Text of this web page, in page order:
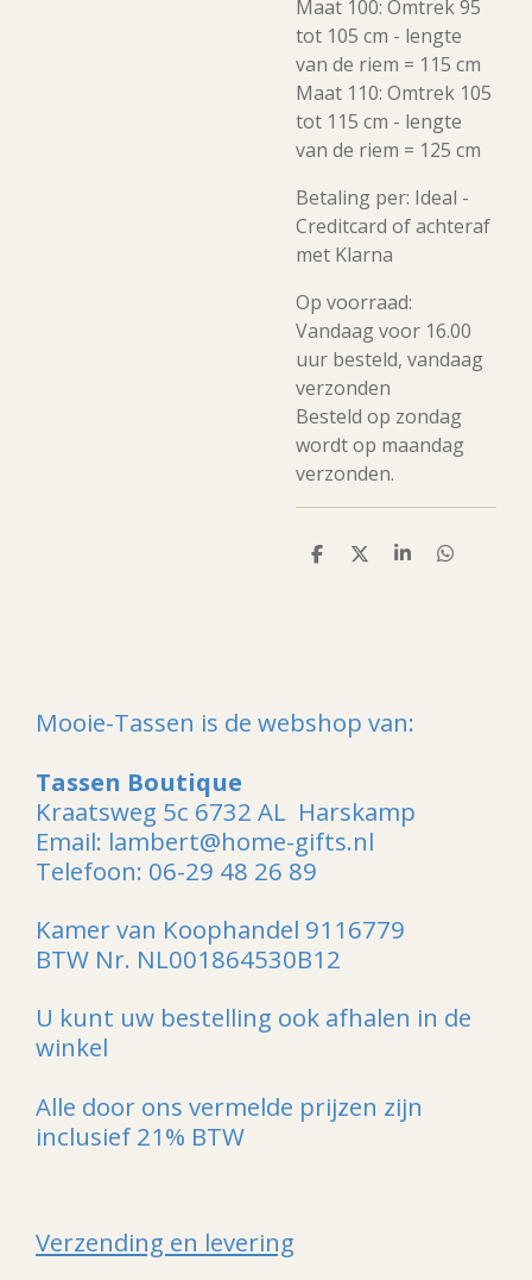
Maat 100: Omtrek 95
tot 105 cm - lengte
van de riem = 115 cm
Maat 110: Omtrek 105
tot 115 cm - lengte
van de riem = 125 cm
Betaling per: Ideal -
Creditcard of achteraf
met Klarna
Op voorraad:
Vandaag voor 16.00
uur besteld, vandaag
verzonden
Besteld op zondag
wordt op maandag
verzonden.
D
D
S
D
Mooie-Tassen is de webshop van:
Tassen Boutique
Kraatsweg 5c 6732 AL Harskamp
Email: lambert@home-gifts.nl
Telefoon: 06-29 48 26 89
Kamer van Koophandel 9116779
BTW Nr. NL001864530B12
U kunt uw bestelling ook afhalen in de
winkel
Alle door ons vermelde prijzen zijn
inclusief 21% BTW
Verzending en levering